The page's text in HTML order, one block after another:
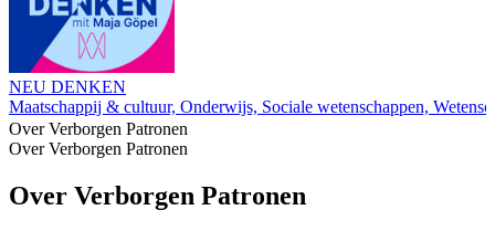
NEU DENKEN
Maatschappij & cultuur, Onderwijs, Sociale wetenschappen,
Over Verborgen Patronen
Over Verborgen Patronen
Over Verborgen Patronen